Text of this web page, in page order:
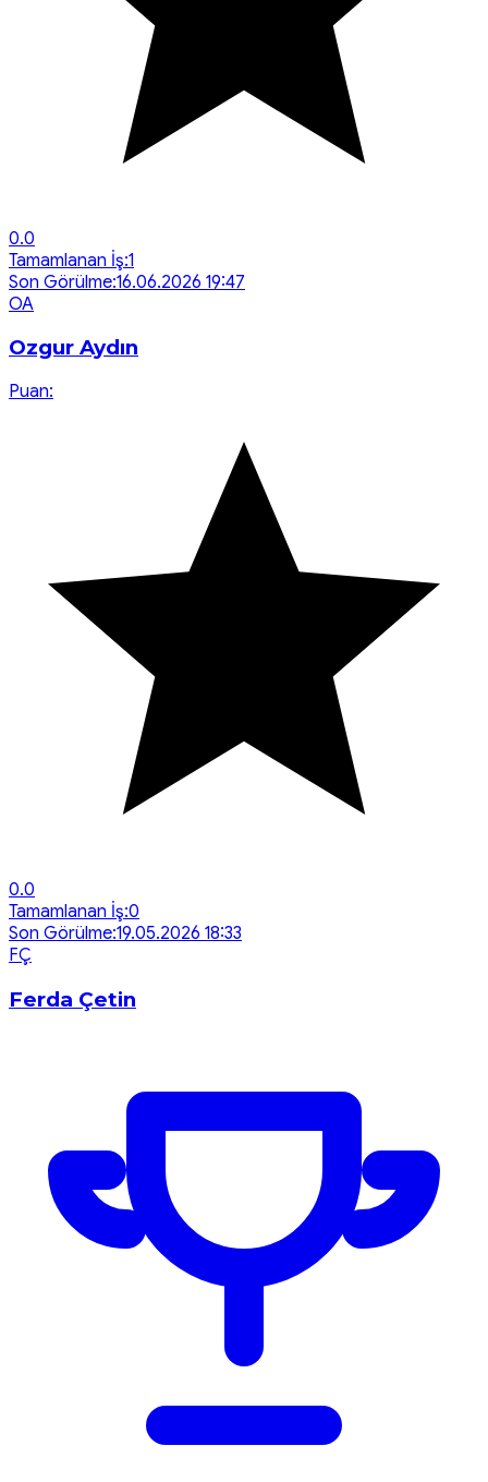
0.0
Tamamlanan İş:1
Son Görülme:16.06.2026 19:47
OA
Ozgur Aydın
Puan:
0.0
Tamamlanan İş:0
Son Görülme:19.05.2026 18:33
FÇ
Ferda Çetin